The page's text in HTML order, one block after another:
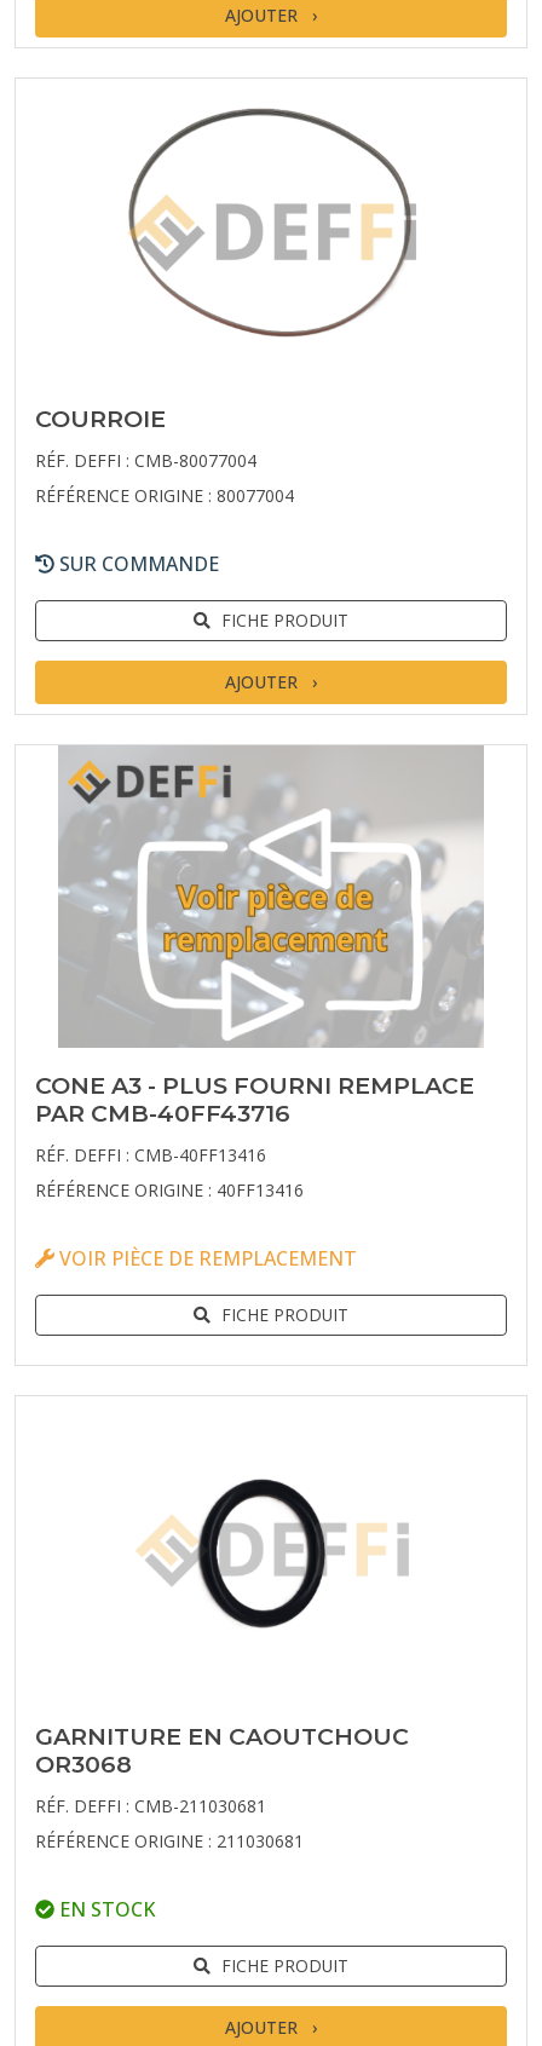
AJOUTER
COURROIE
RÉF. DEFFI : CMB-80077004
RÉFÉRENCE ORIGINE : 80077004
SUR COMMANDE
FICHE PRODUIT
AJOUTER
CONE A3 - PLUS FOURNI REMPLACE
PAR CMB-40FF43716
RÉF. DEFFI : CMB-40FF13416
RÉFÉRENCE ORIGINE : 40FF13416
VOIR PIÈCE DE REMPLACEMENT
FICHE PRODUIT
GARNITURE EN CAOUTCHOUC
OR3068
RÉF. DEFFI : CMB-211030681
RÉFÉRENCE ORIGINE : 211030681
EN STOCK
FICHE PRODUIT
AJOUTER